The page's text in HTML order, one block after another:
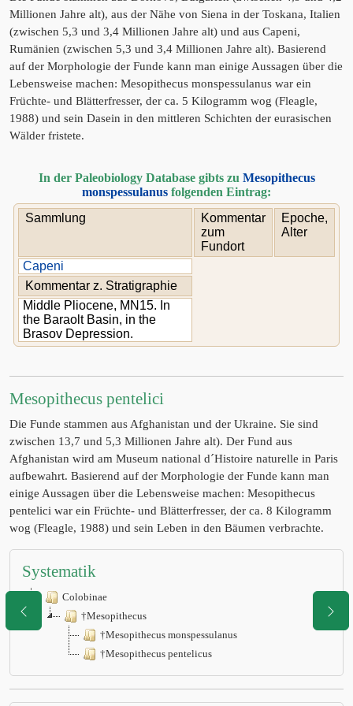
Millionen Jahre alt), aus der Nähe von Siena in der Toskana, Italien
(zwischen 5,3 und 3,4 Millionen Jahre alt) und aus Capeni,
Rumänien (zwischen 5,3 und 3,4 Millionen Jahre alt). Basierend
auf der Morphologie der Funde kann man einige Aussagen über die
Lebensweise machen: Mesopithecus monspessulanus war ein
Früchte- und Blätterfresser, der ca. 5 Kilogramm wog (Fleagle,
1988) und sein Dasein in den mittleren Schichten der eurasischen
Wälder fristete.
In der Paleobiology Database gibts zu Mesopithecus
monspessulanus folgenden Eintrag:
Sammlung
Kommentar
zum
Fundort
Epoche,
Alter
Capeni
Kommentar z. Stratigraphie
Middle Pliocene, MN15. In
the Baraolt Basin, in the
Brasov Depression.
Mesopithecus pentelici
Die Funde stammen aus Afghanistan und der Ukraine. Sie sind
zwischen 13,7 und 5,3 Millionen Jahre alt). Der Fund aus
Afghanistan wird am Museum national d´Histoire naturelle in Paris
aufbewahrt. Basierend auf der Morphologie der Funde kann man
einige Aussagen über die Lebensweise machen: Mesopithecus
pentelici war ein Früchte- und Blätterfresser, der ca. 8 Kilogramm
wog (Fleagle, 1988) und sein Leben in den Bäumen verbrachte.
Systematik
Colobinae
†Mesopithecus
†Mesopithecus monspessulanus
†Mesopithecus pentelicus